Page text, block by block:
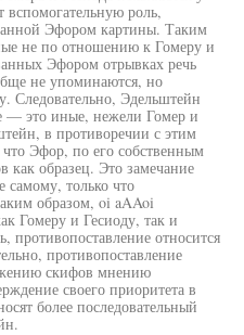
роль,
Эфором картины. Таким
не по отношению к Гомеру и
Эфором отрывках речь
не упоминаются, но
Следовательно, Эдельштейн
— это иные, нежели Гомер и
в противоречии с этим
Эфор, по его собственным
как образец. Это замечание
самому, только что
образом, oi aAAoi
Гомеру и Гесиоду, так и
относится
противопоставление
скифов мнению
своего приоритета в
более последовательный